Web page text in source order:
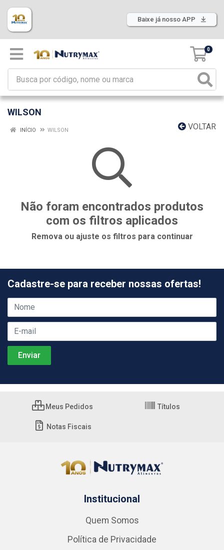
Baixe já nosso APP
0
WILSON
VOLTAR
INÍCIO WILSON
Não foram encontrados produtos
com os filtros aplicados
Remova ou ajuste os filtros para continuar
Cadastre-se para receber nossas ofertas!
Meus Pedidos Títulos
Notas Fiscais
Institucional
Quem Somos
Política de Privacidade